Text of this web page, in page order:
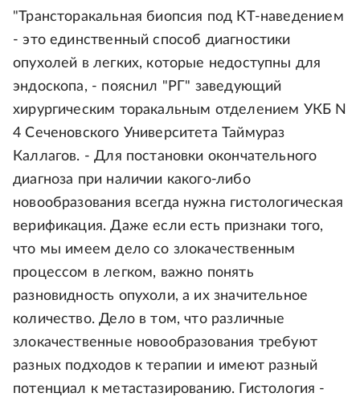
"Трансторакальная биопсия под КТ-наведением
- это единственный способ диагностики
опухолей в легких, которые недоступны для
эндоскопа, - пояснил "РГ" заведующий
хирургическим торакальным отделением УКБ N
4 Сеченовского Университета Таймураз
Каллагов. - Для постановки окончательного
диагноза при наличии какого-либо
новообразования всегда нужна гистологическая
верификация. Даже если есть признаки того,
что мы имеем дело со злокачественным
процессом в легком, важно понять
разновидность опухоли, а их значительное
количество. Дело в том, что различные
злокачественные новообразования требуют
разных подходов к терапии и имеют разный
потенциал к метастазированию. Гистология -